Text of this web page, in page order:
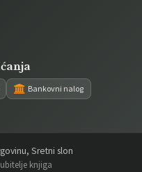
Bankovni nalog
Sretni slon
knjiga